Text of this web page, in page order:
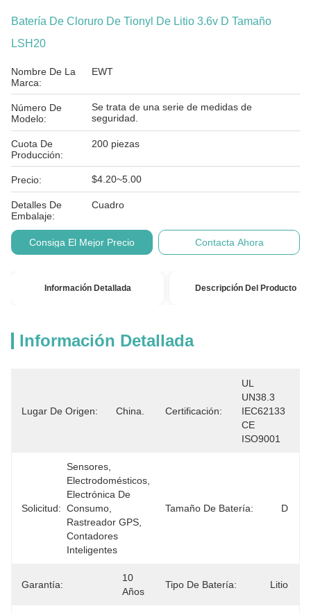
Batería De Cloruro De Tionyl De Litio 3.6v D Tamaño
LSH20
Nombre De La
Marca:
EWT
Número De
Modelo:
Se trata de una serie de medidas de
seguridad.
Cuota De
Producción:
200 piezas
Precio: $4.20~5.00
Detalles De
Embalaje:
Cuadro
Consiga El Mejor Precio Contacta Ahora
Información Detallada Descripción Del Producto
Información Detallada
Lugar De Origen: China. Certificación:
UL
UN38.3
IEC62133
CE
ISO9001
Solicitud:
Sensores,
Electrodomésticos,
Electrónica De
Consumo,
Rastreador GPS,
Contadores
Inteligentes
Tamaño De Batería: D
Garantía:
10
Años
Tipo De Batería: Litio